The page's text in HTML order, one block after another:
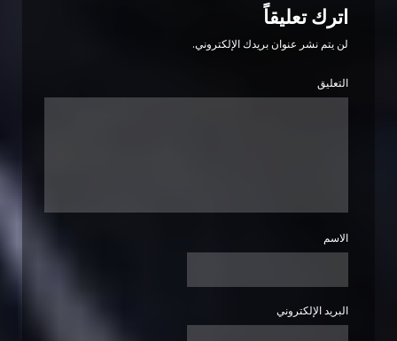
اترك تعليقاً
لن يتم نشر عنوان بريدك الإلكتروني.
التعليق
الاسم
البريد الإلكتروني